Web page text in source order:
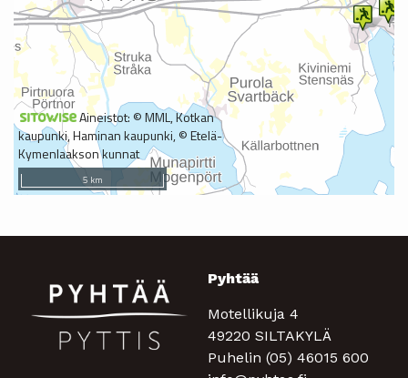
Pyhtää
Motellikuja 4
49220 SILTAKYLÄ
Puhelin (05) 46015 600